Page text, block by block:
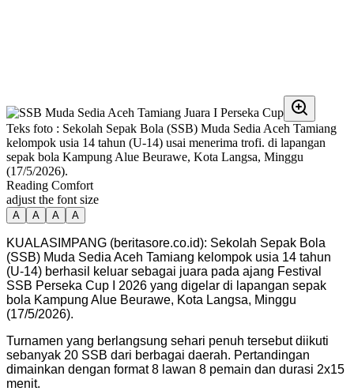
Teks foto : Sekolah Sepak Bola (SSB) Muda Sedia Aceh Tamiang
kelompok usia 14 tahun (U-14) usai menerima trofi. di lapangan
sepak bola Kampung Alue Beurawe, Kota Langsa, Minggu
(17/5/2026).
Reading Comfort
adjust the font size
A A A A
KUALASIMPANG (beritasore.co.id): Sekolah Sepak Bola
(SSB) Muda Sedia Aceh Tamiang kelompok usia 14 tahun
(U-14) berhasil keluar sebagai juara pada ajang Festival
SSB Perseka Cup I 2026 yang digelar di lapangan sepak
bola Kampung Alue Beurawe, Kota Langsa, Minggu
(17/5/2026).
Turnamen yang berlangsung sehari penuh tersebut diikuti
sebanyak 20 SSB dari berbagai daerah. Pertandingan
dimainkan dengan format 8 lawan 8 pemain dan durasi 2x15
menit.